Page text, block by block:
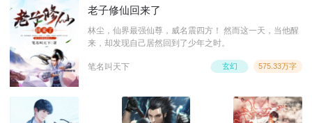
老子修仙回来了
林尘，仙界最强仙尊，威名震四方！ 然而这一天，当他醒
来，却发现自己居然回到了少年之时。
笔名叫天下 575.33万字
玄幻